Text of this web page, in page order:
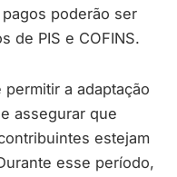
poderão ser
de PIS e COFINS.
a adaptação
assegurar que
estejam
esse período,